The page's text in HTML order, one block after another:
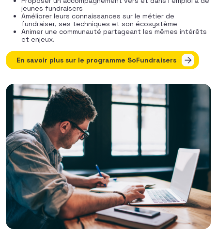
jeunes fundraisers
Améliorer leurs connaissances sur le métier de
fundraiser, ses techniques et son écosystème
Animer une communauté partageant les mêmes intérêts
et enjeux.
En savoir plus sur le programme SoFundraisers